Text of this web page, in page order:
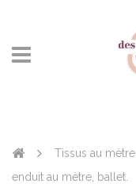
Tissus au mètre
enduit au mètre, ballet.